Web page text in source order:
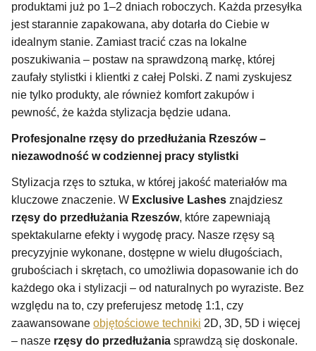
produktami już po 1–2 dniach roboczych. Każda przesyłka
jest starannie zapakowana, aby dotarła do Ciebie w
idealnym stanie. Zamiast tracić czas na lokalne
poszukiwania – postaw na sprawdzoną markę, której
zaufały stylistki i klientki z całej Polski. Z nami zyskujesz
nie tylko produkty, ale również komfort zakupów i
pewność, że każda stylizacja będzie udana.
Profesjonalne rzęsy do przedłużania Rzeszów –
niezawodność w codziennej pracy stylistki
Stylizacja rzęs to sztuka, w której jakość materiałów ma
kluczowe znaczenie. W Exclusive Lashes znajdziesz
rzęsy do przedłużania Rzeszów, które zapewniają
spektakularne efekty i wygodę pracy. Nasze rzęsy są
precyzyjnie wykonane, dostępne w wielu długościach,
grubościach i skrętach, co umożliwia dopasowanie ich do
każdego oka i stylizacji – od naturalnych po wyraziste. Bez
względu na to, czy preferujesz metodę 1:1, czy
zaawansowane objętościowe techniki 2D, 3D, 5D i więcej
– nasze rzęsy do przedłużania sprawdzą się doskonale.